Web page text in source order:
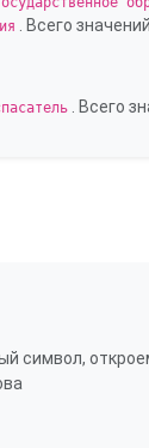
. Всего
. Всего
символ,